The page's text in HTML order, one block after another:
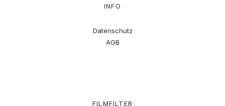
INFO
Datenschutz
AGB
FILMFILTER